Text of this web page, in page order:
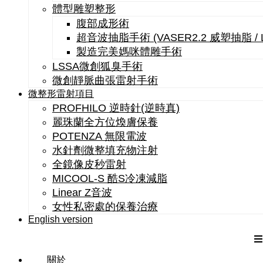
體型雕塑整形
腹部成形術
超音波抽脂手術 (VASER2.2 威塑抽脂 /
製造完美媽咪體雕手術
LSSA微創狐臭手術
微創靜脈曲張雷射手術
微整形雷射項目
PROFHILO 逆時針(逆時真)
麗珠蘭全方位煥膚保養
POTENZA 無限電波
水針劑微整填充物注射
全鏡像皮秒雷射
MICOOL-S 酷S冷凍減脂
Linear Z音波
女性私密處的保養治療
English version
關於